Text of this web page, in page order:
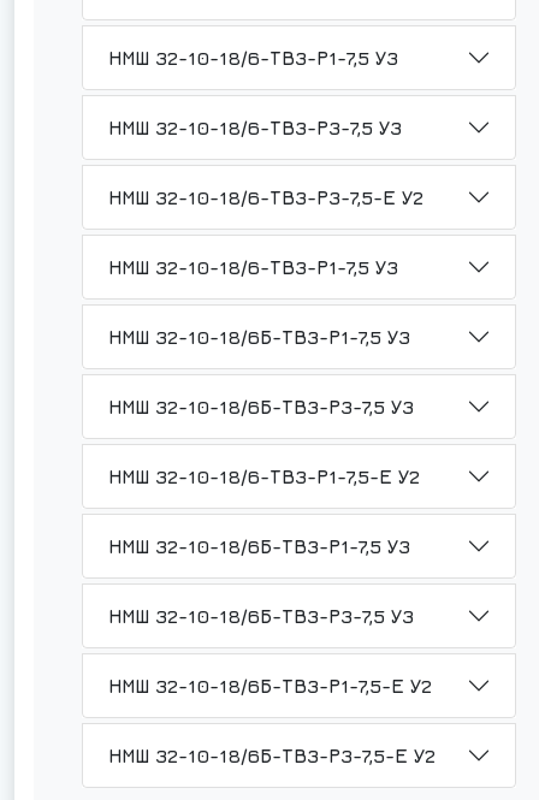
НМШ 32-10-18/6-ТВ3-Р1-7,5 У3
НМШ 32-10-18/6-ТВ3-Р3-7,5 У3
НМШ 32-10-18/6-ТВ3-Р3-7,5-Е У2
НМШ 32-10-18/6-ТВ3-Р1-7,5 У3
НМШ 32-10-18/6Б-ТВ3-Р1-7,5 У3
НМШ 32-10-18/6Б-ТВ3-Р3-7,5 У3
НМШ 32-10-18/6-ТВ3-Р1-7,5-Е У2
НМШ 32-10-18/6Б-ТВ3-Р1-7,5 У3
НМШ 32-10-18/6Б-ТВ3-Р3-7,5 У3
НМШ 32-10-18/6Б-ТВ3-Р1-7,5-Е У2
НМШ 32-10-18/6Б-ТВ3-Р3-7,5-Е У2